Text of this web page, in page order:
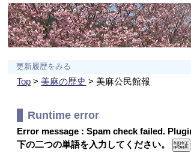
更新履歴をみる
Top > 美麻の歴史 > 美麻公民館報
Runtime error
Error message : Spam check failed.
下の二つの単語を入力してください。